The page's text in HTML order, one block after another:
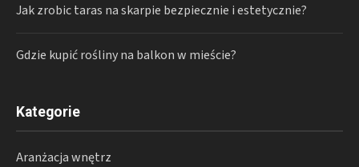
Jak zrobic taras na skarpie bezpiecznie i estetycznie?
Gdzie kupić rośliny na balkon w mieście?
Kategorie
Aranżacja wnętrz